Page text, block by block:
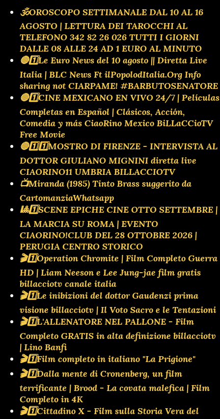
🕉OROSCOPO SETTIMANALE DAL 10 AL 16
AGOSTO | LETTURA DEI TAROCCHI AL
TELEFONO 342 82 26 026 TUTTI I GIORNI
DALLE 08 ALLE 24 AD 1 EURO AL MINUTO
🔴1️⃣Le Euro News del 10 agosto || Diretta Live
Italia | BLC News Ft ilPopolodItalia.Org Info
sharing not CIARPAME! #BARBUTOSENATORE
🔴1️⃣CINE MEXICANO EN VIVO 24/7 | Películas
Completas en Español | Clásicos, Acción,
Comedia y más CiaoRino Mexico BiLLaCCioTV
Free Movie
🔴1️⃣1️⃣MOSTRO DI FIRENZE - INTERVISTA AL
DOTTOR GIULIANO MIGNINI diretta live
CIAORINO11 UMBRIA BILLACCIOTV
📺Miranda (1985) Tinto Brass suggerito da
CartomanziaWhatsapp
🎱1️⃣SCENE EPICHE CINE OTTO SETTEMBRE |
LA MARCIA SU ROMA | EVENTO
CIAORINO!CLUB DEL 28 OTTOBRE 2026 |
PERUGIA CENTRO STORICO
🎬1️⃣Operation Chromite | Film Completo Guerra
HD | Liam Neeson e Lee Jung-jae film gratis
billacciotv canale italia
🎬1️⃣Le inibizioni del dottor Gaudenzi prima
visione billacciotv | Il Voto Sacro e le Tentazioni
🎬1️⃣L'ALLENATORE NEL PALLONE - Film
Completo GRATIS in alta definizione billacciotv
| Lino Banfi
🎬1️⃣Film completo in italiano "La Prigione"
🎬1️⃣Dalla mente di Cronenberg, un film
terrificante | Brood - La covata malefica | Film
Completo in 4K
🎬1️⃣Cittadino X - Film sulla Storia Vera del